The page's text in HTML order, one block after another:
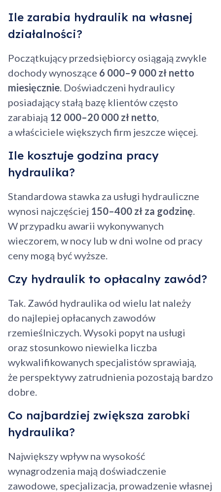
Ile zarabia hydraulik na własnej
działalności?
Początkujący przedsiębiorcy osiągają zwykle
dochody wynoszące 6 000–9 000 zł netto
miesięcznie. Doświadczeni hydraulicy
posiadający stałą bazę klientów często
zarabiają 12 000–20 000 zł netto,
a właściciele większych firm jeszcze więcej.
Ile kosztuje godzina pracy
hydraulika?
Standardowa stawka za usługi hydrauliczne
wynosi najczęściej 150–400 zł za godzinę.
W przypadku awarii wykonywanych
wieczorem, w nocy lub w dni wolne od pracy
ceny mogą być wyższe.
Czy hydraulik to opłacalny zawód?
Tak. Zawód hydraulika od wielu lat należy
do najlepiej opłacanych zawodów
rzemieślniczych. Wysoki popyt na usługi
oraz stosunkowo niewielka liczba
wykwalifikowanych specjalistów sprawiają,
że perspektywy zatrudnienia pozostają bardzo
dobre.
Co najbardziej zwiększa zarobki
hydraulika?
Największy wpływ na wysokość
wynagrodzenia mają doświadczenie
zawodowe, specjalizacja, prowadzenie własnej